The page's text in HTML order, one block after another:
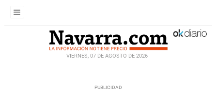
VIERNES, 07 DE AGOSTO DE 2026